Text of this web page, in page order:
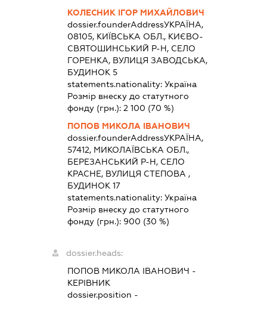
КОЛЕСНИК ІГОР МИХАЙЛОВИЧ
dossier.founderAddressУКРАЇНА,
08105, КИЇВСЬКА ОБЛ., КИЄВО-
СВЯТОШИНСЬКИЙ Р-Н, СЕЛО
ГОРЕНКА, ВУЛИЦЯ ЗАВОДСЬКА,
БУДИНОК 5
statements.nationality:Україна
Розмір внеску до статутного
фонду (грн.):2 100 (70 %)
ПОПОВ МИКОЛА ІВАНОВИЧ
dossier.founderAddressУКРАЇНА,
57412, МИКОЛАЇВСЬКА ОБЛ.,
БЕРЕЗАНСЬКИЙ Р-Н, СЕЛО
КРАСНЕ, ВУЛИЦЯ СТЕПОВА ,
БУДИНОК 17
statements.nationality:Україна
Розмір внеску до статутного
фонду (грн.): 900 (30 %)
dossier.heads:
ПОПОВ МИКОЛА ІВАНОВИЧ -
КЕРІВНИК
dossier.position -